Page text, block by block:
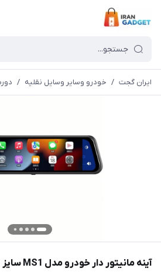
ایران گجت / خودرو وسایر وسایل نقلیه /
آینه مانیتور دار خودرو مدل MS1 سایز ۹.۶۶ اینچ با کارپلی